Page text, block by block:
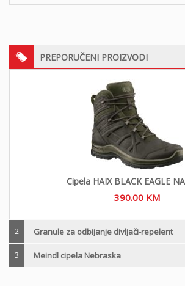
PREPORUČENI PROIZVODI
Cipela HAIX BLACK EAGLE
390.00 KM
2 Granule za odbijanje divljači-repelent
3 Meindl cipela Nebraska